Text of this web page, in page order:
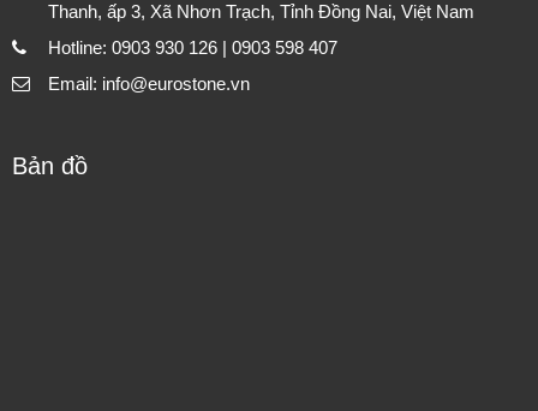
Thanh, ấp 3, Xã Nhơn Trạch, Tỉnh Đồng Nai, Việt Nam
Hotline: 0903 930 126 | 0903 598 407
Email: info@eurostone.vn
Bản đồ